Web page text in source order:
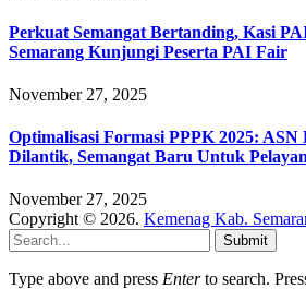
Perkuat Semangat Bertanding, Kasi
Semarang Kunjungi Peserta PAI Fair
November 27, 2025
Optimalisasi Formasi PPPK 2025: ASN
Dilantik, Semangat Baru Untuk
November 27, 2025
Copyright © 2026. Kemenag Kab.
Submit
Type above and press Enterto search.